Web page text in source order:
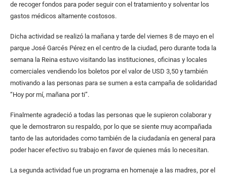
de recoger fondos para poder seguir con el tratamiento y solventar los
gastos médicos altamente costosos.
Dicha actividad se realizó la mañana y tarde del viernes 8 de mayo en el
parque José Garcés Pérez en el centro de la ciudad, pero durante toda la
semana la Reina estuvo visitando las instituciones, oficinas y locales
comerciales vendiendo los boletos por el valor de USD 3,50 y también
motivando a las personas para se sumen a esta campaña de solidaridad
“Hoy por mí, mañana por ti”.
Finalmente agradeció a todas las personas que le supieron colaborar y
que le demostraron su respaldo, por lo que se siente muy acompañada
tanto de las autoridades como también de la ciudadanía en general para
poder hacer efectivo su trabajo en favor de quienes más lo necesitan.
La segunda actividad fue un programa en homenaje a las madres, por el